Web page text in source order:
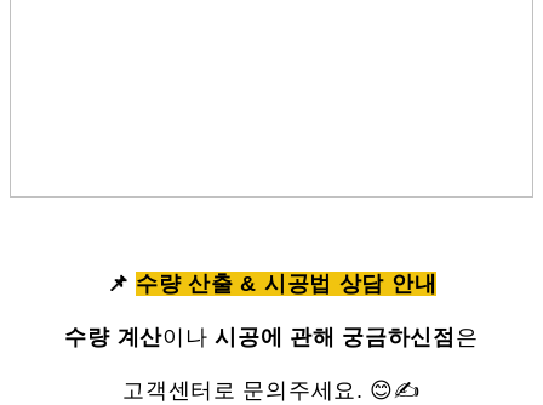
📌 수량 산출 & 시공법 상담 안내
수량 계산이나시공에 관해 궁금하신점 은
고객센터로 문의주세요. 😊✍